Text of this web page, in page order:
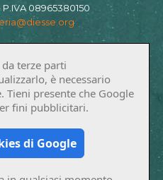
P.IVA 08965380150
terze parti
è necessario
Tieni presente che Google
fini pubblicitari.
di Google